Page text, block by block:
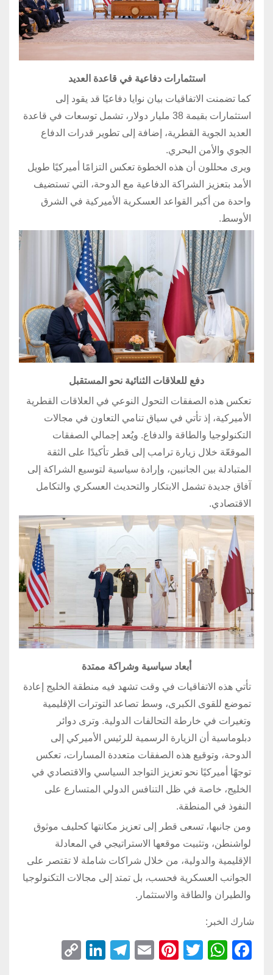
استثمارات دفاعية في قاعدة العديد
كما تضمنت الاتفاقيات بيان نوايا دفاعيًا قد يقود إلى
استثمارات بقيمة 38 مليار دولار، تشمل توسعات في قاعدة
العديد الجوية القطرية، إضافة إلى تطوير قدرات الدفاع
الجوي والأمن البحري.
ويرى محللون أن هذه الخطوة تعكس التزامًا أميركيًا طويل
الأمد بتعزيز الشراكة الدفاعية مع الدوحة، التي تستضيف
واحدة من أكبر القواعد العسكرية الأميركية في الشرق
الأوسط.
دفع للعلاقات الثنائية نحو المستقبل
تعكس هذه الصفقات التحول النوعي في العلاقات القطرية
الأميركية، إذ تأتي في سياق تنامي التعاون في مجالات
التكنولوجيا والطاقة والدفاع. ويُعد إجمالي الصفقات
الموقعّة خلال زيارة ترامب إلى قطر تأكيدًا على الثقة
المتبادلة بين الجانبين، وإرادة سياسية لتوسيع الشراكة إلى
آفاق جديدة تشمل الابتكار والتحديث العسكري والتكامل
الاقتصادي.
أبعاد سياسية وشراكة ممتدة
تأتي هذه الاتفاقيات في وقت تشهد فيه منطقة الخليج إعادة
تموضع للقوى الكبرى، وسط تصاعد التوترات الإقليمية
وتغيرات في خارطة التحالفات الدولية. وترى دوائر
دبلوماسية أن الزيارة الرسمية للرئيس الأميركي إلى
الدوحة، وتوقيع هذه الصفقات متعددة المسارات، تعكس
توجهًا أميركيًا نحو تعزيز التواجد السياسي والاقتصادي في
الخليج، خاصة في ظل التنافس الدولي المتسارع على
النفوذ في المنطقة.
ومن جانبها، تسعى قطر إلى تعزيز مكانتها كحليف موثوق
لواشنطن، وتثبيت موقعها الاستراتيجي في المعادلة
الإقليمية والدولية، من خلال شراكات شاملة لا تقتصر على
الجوانب العسكرية فحسب، بل تمتد إلى مجالات التكنولوجيا
والطيران والطاقة والاستثمار.
شارك الخبر:
F
W
T
Pi
E
T
Li